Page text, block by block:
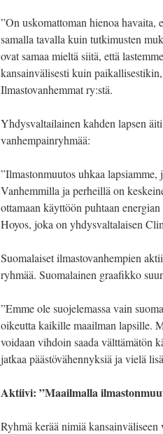
”On uskomattoman hienoa havaita,
samalla tavalla kuin tutkimusten
ovat samaa mieltä siitä, että
kansainvälisesti kuin
Ilmastovanhemmat ry:stä.
Yhdysvaltailainen kahden lapsen äiti
vanhempainryhmää:
”Ilmastonmuutos uhkaa lapsiamme,
Vanhemmilla ja perheillä on
ottamaan käyttöön puhtaan
Hoyos, joka on yhdysvaltalaisen
Suomalaiset ilmastovanhempien
ryhmää. Suomalainen graafikko
”Emme ole suojelemassa vain
oikeutta kaikille maailman lapsille.
voidaan vihdoin saada välttämätön
jatkaa päästövähennyksiä ja vielä
Aktiivi: ”Maailmalla
Ryhmä kerää nimiä kansainväliseen